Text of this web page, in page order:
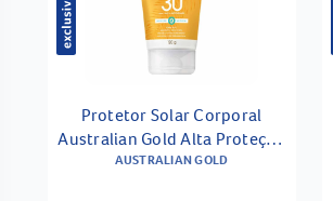
Protetor Solar Corporal
Australian Gold Alta Proteção
Fps 30 120g
AUSTRALIAN GOLD